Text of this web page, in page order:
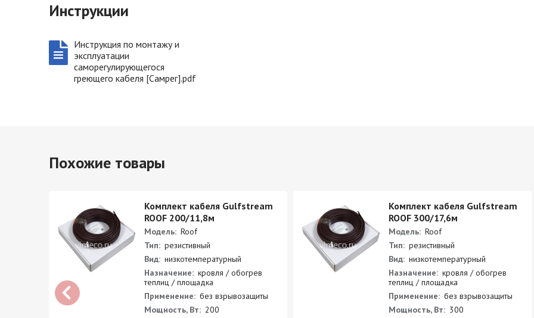
Инструкции
Инструкция по монтажу и
эксплуатации
саморегулирующегося
греющего кабеля [Самрег].pdf
Похожие товары
Комплект кабеля Gulfstream
ROOF 200/11,8м
Модель: Roof
Тип: резистивный
Вид: низкотемпературный
Назначение: кровля / обогрев
теплиц / площадка
Применение: без взрывозащиты
Мощность, Вт: 200
Комплект кабеля Gulfstream
ROOF 300/17,6м
Модель: Roof
Тип: резистивный
Вид: низкотемпературный
Назначение: кровля / обогрев
теплиц / площадка
Применение: без взрывозащиты
Мощность, Вт: 300